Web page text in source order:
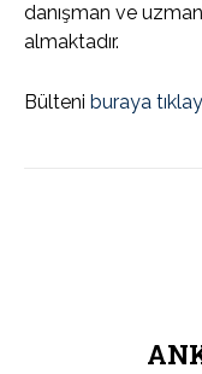
danışman ve
almaktadır.
Bülteni buraya